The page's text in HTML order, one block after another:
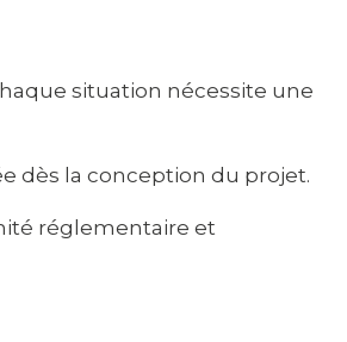
situation nécessite une
dès la conception du projet.
réglementaire et